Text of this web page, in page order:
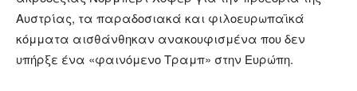
Αυστρίας, τα παραδοσιακά και φιλοευρωπαϊκά
κόμματα αισθάνθηκαν ανακουφισμένα που δεν
υπήρξε ένα «φαινόμενο Τραμπ» στην Ευρώπη.